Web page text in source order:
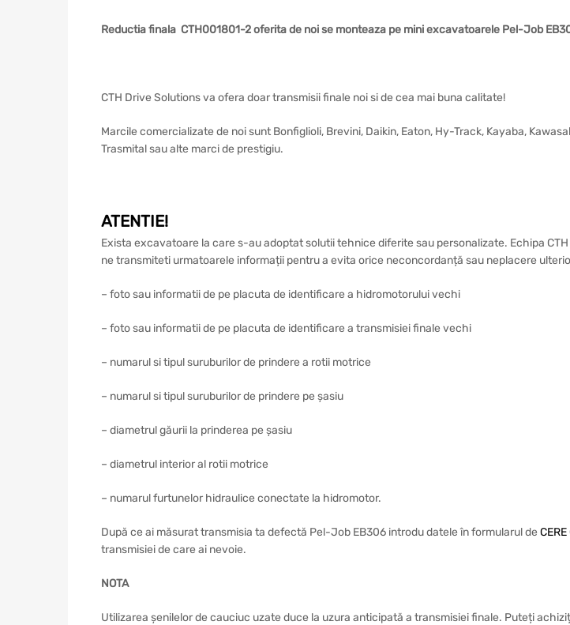
Reductia finala CTH001801-2 oferita de noi se monteaza pe mini excavatoarele Pel-Job
CTH Drive Solutions va ofera doar transmisii finale noi si de cea mai buna calitate!
Marcile comercializate de noi sunt Bonfiglioli, Brevini, Daikin, Eaton, Hy-Track, Kayaba,
Trasmital sau alte marci de prestigiu.
ATENTIE!
Exista excavatoare la care s-au adoptat solutii tehnice diferite sau personalizate. Echipa
ne transmiteti urmatoarele informații pentru a evita orice neconcordanță sau neplacere
– foto sau informatii de pe placuta de identificare a hidromotorului vechi
– foto sau informatii de pe placuta de identificare a transmisiei finale vechi
– numarul si tipul suruburilor de prindere a rotii motrice
– numarul si tipul suruburilor de prindere pe șasiu
– diametrul găurii la prinderea pe șasiu
– diametrul interior al rotii motrice
– numarul furtunelor hidraulice conectate la hidromotor.
După ce ai măsurat transmisia ta defectă Pel-Job EB306 introdu datele în formularul de CERE
transmisiei de care ai nevoie.
NOTA
Utilizarea șenilelor de cauciuc uzate duce la uzura anticipată a transmisiei finale. Puteți